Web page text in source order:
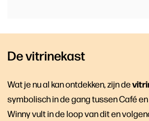
De vitrinekast
Wat je nu al kan ontdekken, zijn de
symbolisch in de gang tussen Café
Winny vult in de loop van dit en